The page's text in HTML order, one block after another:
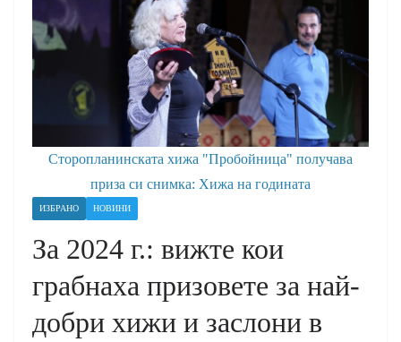
Сторопланинската хижа "Пробойница" получава
приза си снимка: Хижа на годината
ИЗБРАНО НОВИНИ
За 2024 г.: вижте кои
грабнаха призовете за най-
добри хижи и заслони в